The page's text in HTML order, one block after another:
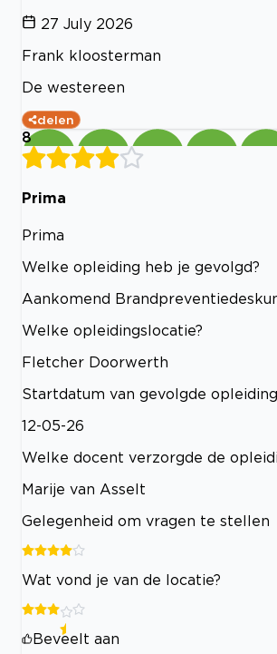
27 July 2026
Frank kloosterman
De westereen
delen
8
Prima
Prima
Welke opleiding heb je gevolgd?
Aankomend
Welke opleidingslocatie?
Fletcher Doorwerth
Startdatum van gevolgde opleiding
12-05-26
Welke docent verzorgde de
Marije van Asselt
Gelegenheid om vragen te stellen
Wat vond je van de locatie?
Beveelt aan